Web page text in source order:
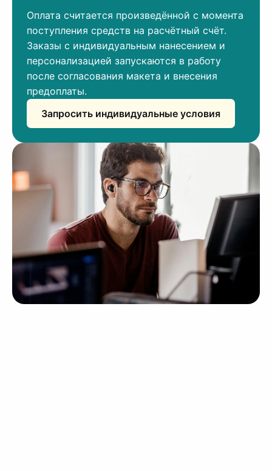
Оплата считается произведённой с момента
поступления средств на расчётный счёт.
Заказы с индивидуальным нанесением и
персонализацией запускаются в работу
после согласования макета и внесения
предоплаты.
Запросить индивидуальные условия